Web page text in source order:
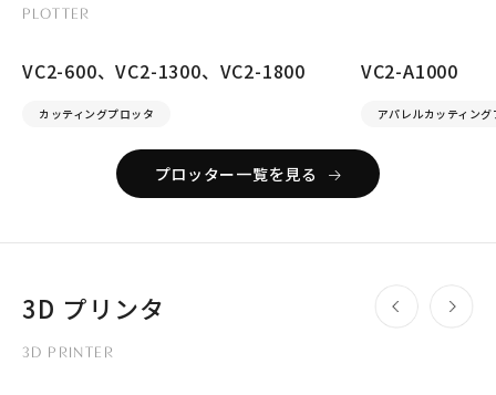
PLOTTER
VC2-600、VC2-1300、VC2-1800
カッティングプロッタ
VC2-A1000
アパレルカッティン
プロッター一覧を見る
3D プリンタ
3D PRINTER